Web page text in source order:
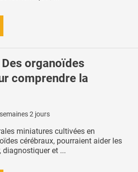
organoïdes
comprendre la
2 jours
miniatures cultivées en
cérébraux, pourraient aider les
et ...